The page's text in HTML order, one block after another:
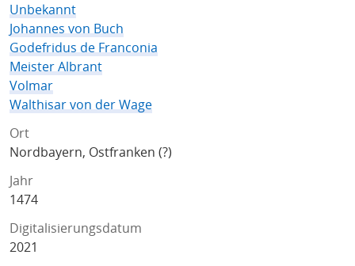
Unbekannt
Johannes von Buch
Godefridus de Franconia
Meister Albrant
Volmar
Walthisar von der Wage
Ort
Nordbayern, Ostfranken (?)
Jahr
1474
Digitalisierungsdatum
2021